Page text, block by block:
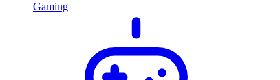
Gaming